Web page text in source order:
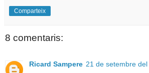
Comparteix
8 comentaris:
Ricard Sampere 21 de setembre